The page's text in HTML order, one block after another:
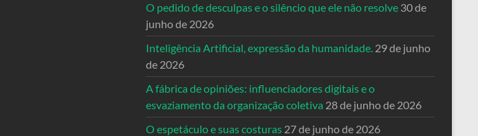
O pedido de desculpas e o silêncio que ele não resolve 30 de
junho de 2026
Inteligência Artificial, expressão da humanidade. 29 de junho
de 2026
A fábrica de opiniões: influenciadores digitais e o
esvaziamento da organização coletiva 28 de junho de 2026
O espetáculo e suas costuras 27 de junho de 2026